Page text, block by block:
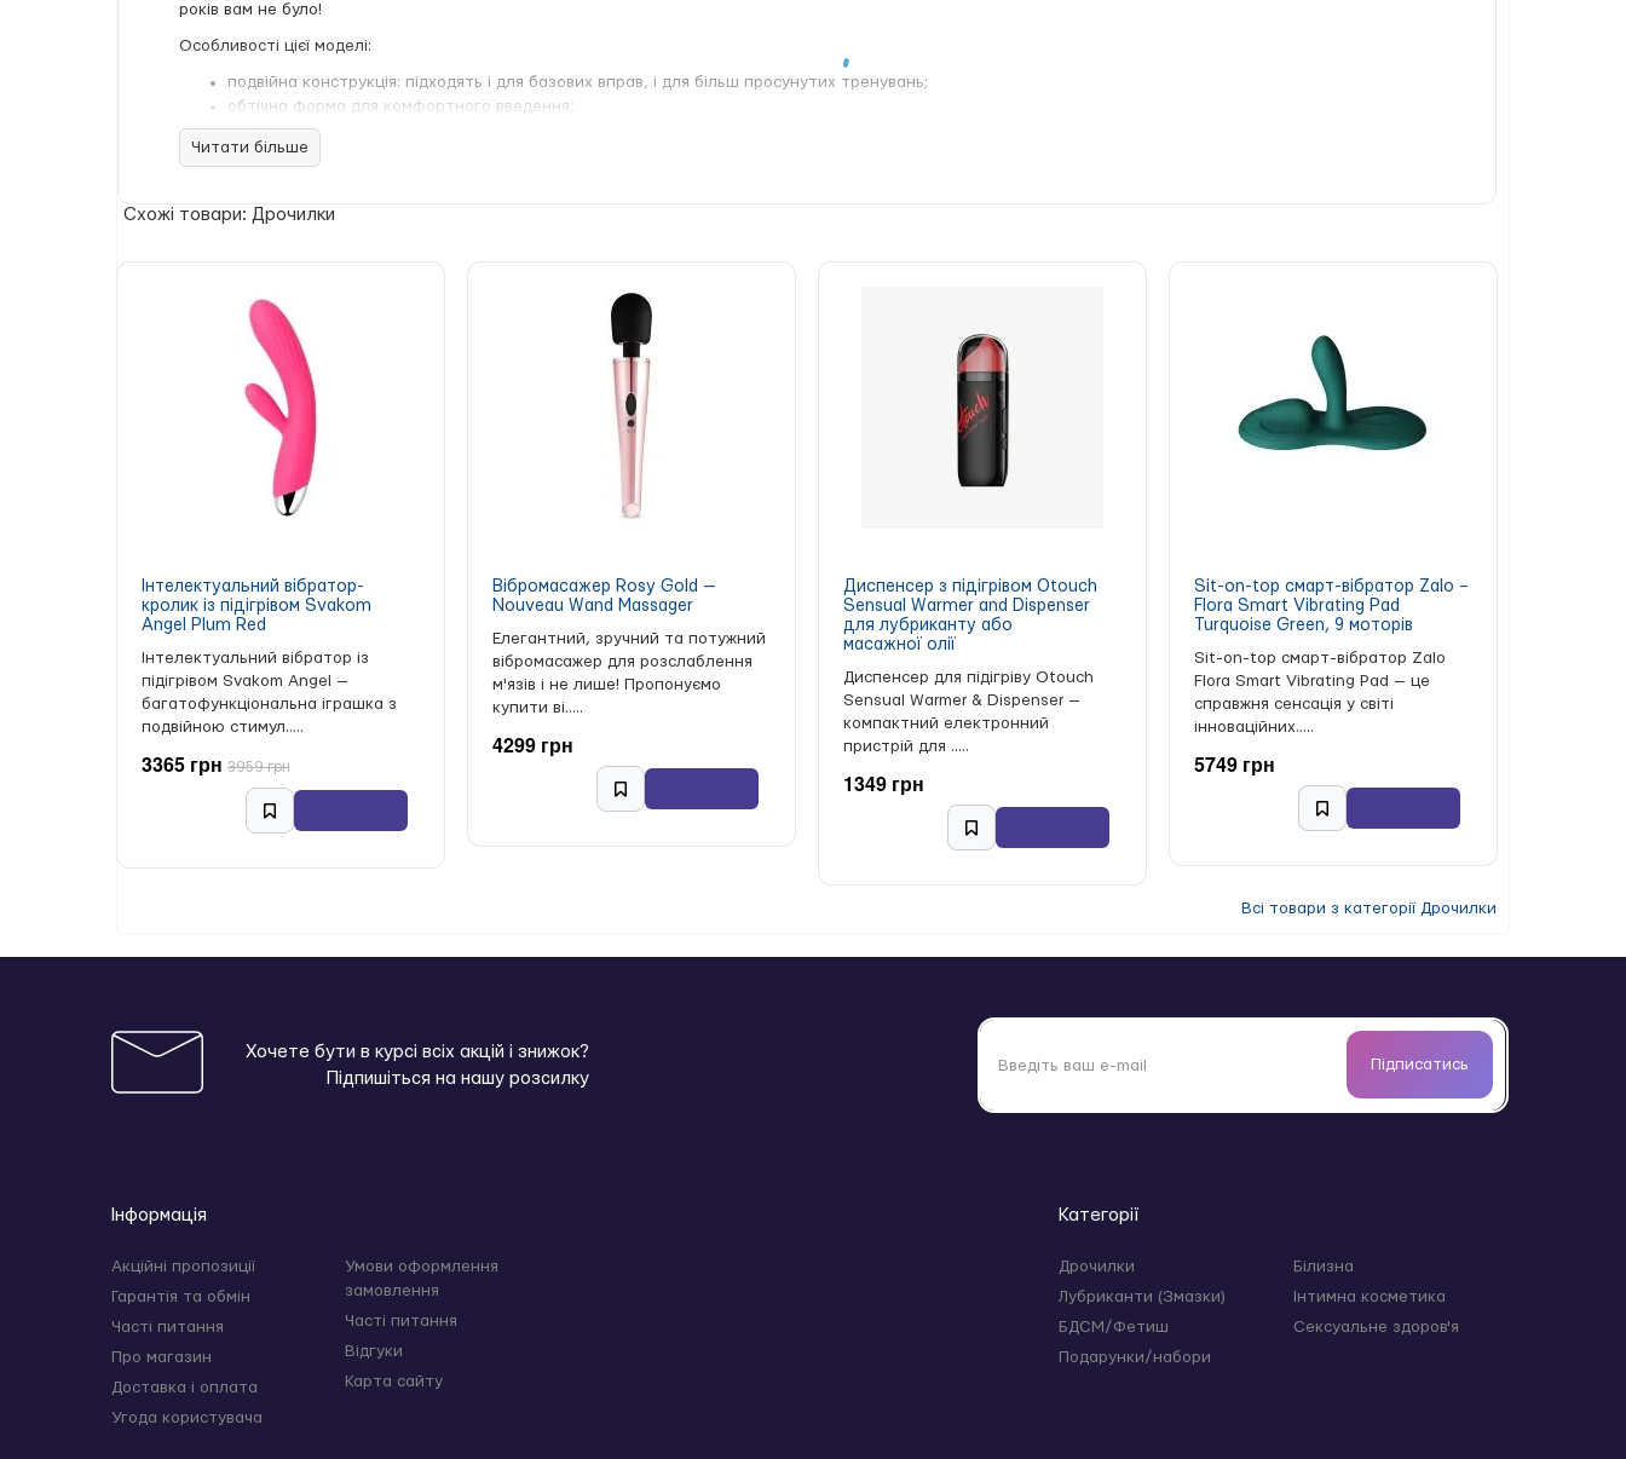
років вам не було!
Особливості цієї моделі:
подвійна конструкція: підходять і для базових вправ, і для більш просунутих тренувань;
обтічна форма для комфортного введення;
зміщений центр тяжіння: всередині розміщені рухливі металеві кульки для ще більшого навантаження і яскравих відчуттів;
надійна петля для простого вилучення;
дуже ніжний силікон, повністю безпечний та гладенький.
ввідна довжина 8 см діаметр кульок 3,3 см вага 86 г
Читати більше
Схожі товари: Дрочилки
Інтелектуальний вібратор-
кролик із підігрівом Svakom
Angel Plum Red
Інтелектуальний вібратор із
підігрівом Svakom Angel —
багатофункціональна іграшка з
подвійною стимул.....
3365 грн 3959 грн
Вібромасажер Rosy Gold —
Nouveau Wand Massager
Елегантний, зручний та потужний
вібромасажер для розслаблення
м'язів і не лише! Пропонуємо
купити ві.....
4299 грн
Диспенсер з підігрівом Otouch
Sensual Warmer and Dispenser
для лубриканту або
масажної олії
Диспенсер для підігріву Otouch
Sensual Warmer & Dispenser —
компактний електронний
пристрій для .....
1349 грн
Sit-on-top смарт-вібратор Zalo –
Flora Smart Vibrating Pad
Turquoise Green, 9 моторів
Sit-on-top смарт-вібратор Zalo
Flora Smart Vibrating Pad — це
справжня сенсація у світі
інноваційних.....
5749 грн
Всі товари з категорії Дрочилки
Хочете бути в курсі всіх акцій і знижок?
Підпишіться на нашу розсилку
Підписатись
Інформація
Акційні пропозиції
Гарантія та обмін
Часті питання
Про магазин
Доставка і оплата
Угода користувача
Умови оформлення
замовлення
Часті питання
Відгуки
Карта сайту
Категорії
Дрочилки
Лубриканти (Змазки)
БДСМ/Фетиш
Подарунки/набори
Білизна
Інтимна косметика
Сексуальне здоров'я